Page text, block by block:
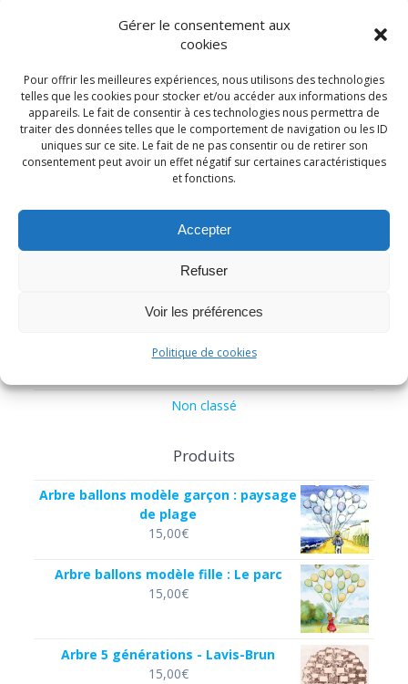
Gérer le consentement aux
cookies
Pour offrir les meilleures expériences, nous utilisons des technologies
telles que les cookies pour stocker et/ou accéder aux informations des
appareils. Le fait de consentir à ces technologies nous permettra de
traiter des données telles que le comportement de navigation ou les ID
uniques sur ce site. Le fait de ne pas consentir ou de retirer son
consentement peut avoir un effet négatif sur certaines caractéristiques
et fonctions.
Accepter
Refuser
Voir les préférences
Politique de cookies
Catégories
Adhésion
Arbres généalogiques à remplir
04 générations
05 générations
10 générations
Campénéac
Guerre 39-45
Guides de généalogie
Non classé
Produits
Arbre ballons modèle garçon : paysage
de plage
15,00€
Arbre ballons modèle fille : Le parc
15,00€
Arbre 5 générations - Lavis-Brun
15,00€